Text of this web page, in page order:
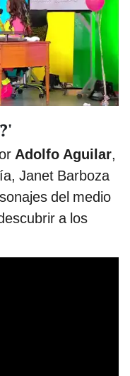
Adolfo Aguilar,
Janet Barboza
del medio
a los